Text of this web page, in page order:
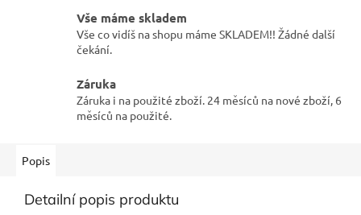
Vše máme skladem
Vše co vidíš na shopu máme SKLADEM!! Žádné další
čekání.
Záruka
Záruka i na použité zboží. 24 měsíců na nové zboží, 6
měsíců na použité.
Popis
Detailní popis produktu